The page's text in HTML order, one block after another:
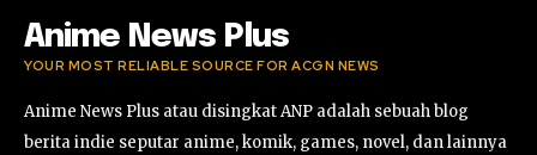
Anime News Plus
YOUR MOST RELIABLE SOURCE FOR ACGN NEWS
Anime News Plus atau disingkat ANP adalah sebuah blog
berita indie seputar anime, komik, games, novel, dan lainnya